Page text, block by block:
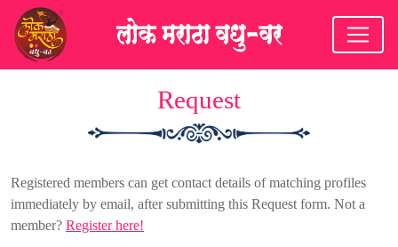
Request
Registered members can get contact details of matching profiles
immediately by email, after submitting this Request form. Not a
member? Register here!